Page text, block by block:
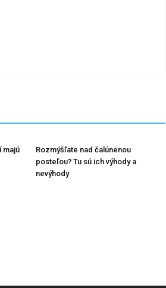
majú
Rozmýšľate nad čalúnenou
posteľou? Tu sú ich výhody a
nevýhody